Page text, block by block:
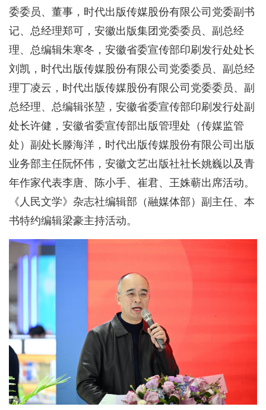
委委员、董事，时代出版传媒股份有限公司党委副书
记、总经理郑可，安徽出版集团党委委员、副总经
理、总编辑朱寒冬，安徽省委宣传部印刷发行处处长
刘凯，时代出版传媒股份有限公司党委委员、副总经
理丁凌云，时代出版传媒股份有限公司党委委员、副
总经理、总编辑张堃，安徽省委宣传部印刷发行处副
处长许健，安徽省委宣传部出版管理处（传媒监管
处）副处长滕海洋，时代出版传媒股份有限公司出版
业务部主任阮怀伟，安徽文艺出版社社长姚巍以及青
年作家代表李唐、陈小手、崔君、王姝蕲出席活动。
《人民文学》杂志社编辑部（融媒体部）副主任、本
书特约编辑梁豪主持活动。